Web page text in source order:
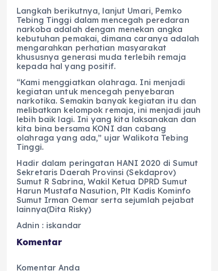
Langkah berikutnya, lanjut Umari, Pemko
Tebing Tinggi dalam mencegah peredaran
narkoba adalah dengan menekan angka
kebutuhan pemakai, dimana caranya adalah
mengarahkan perhatian masyarakat
khususnya generasi muda terlebih remaja
kepada hal yang positif.
“Kami menggiatkan olahraga. Ini menjadi
kegiatan untuk mencegah penyebaran
narkotika. Semakin banyak kegiatan itu dan
melibatkan kelompok remaja, ini menjadi jauh
lebih baik lagi. Ini yang kita laksanakan dan
kita bina bersama KONI dan cabang
olahraga yang ada,” ujar Walikota Tebing
Tinggi.
Hadir dalam peringatan HANI 2020 di Sumut
Sekretaris Daerah Provinsi (Sekdaprov)
Sumut R Sabrina, Wakil Ketua DPRD Sumut
Harun Mustafa Nasution, Plt Kadis Kominfo
Sumut Irman Oemar serta sejumlah pejabat
lainnya(Dita Risky)
Adnin : iskandar
Komentar
Komentar Anda